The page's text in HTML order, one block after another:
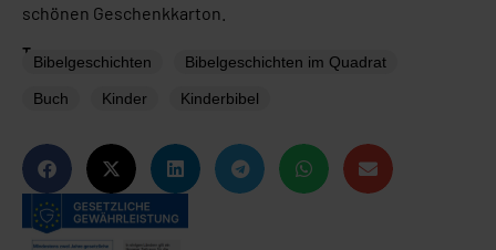
schönen Geschenkkarton.
TagsBibelgeschichten Bibelgeschichten im Quadrat
Buch Kinder Kinderbibel